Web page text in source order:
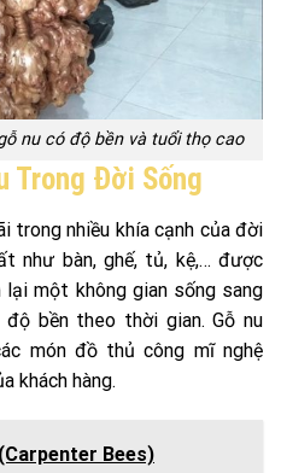
nu có độ bền và tuổi thọ cao
Trong Đời Sống
trong nhiều khía cạnh của đời
như bàn, ghế, tủ, kệ,… được
một không gian sống sang
bền theo thời gian. Gỗ nu
món đồ thủ công mĩ nghệ
khách hàng.
Bees)